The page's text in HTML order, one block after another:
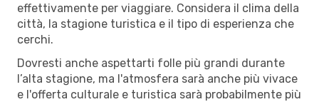
effettivamente per viaggiare. Considera il clima della
città, la stagione turistica e il tipo di esperienza che
cerchi.
Dovresti anche aspettarti folle più grandi durante
l’alta stagione, ma l'atmosfera sarà anche più vivace
e l'offerta culturale e turistica sarà probabilmente più